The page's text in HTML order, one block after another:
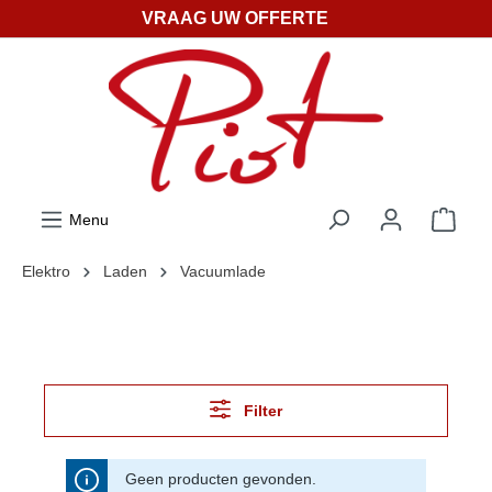
VRAAG UW OFFERTE
Menu
Elektro Laden Vacuumlade
Filter
Geen producten gevonden.